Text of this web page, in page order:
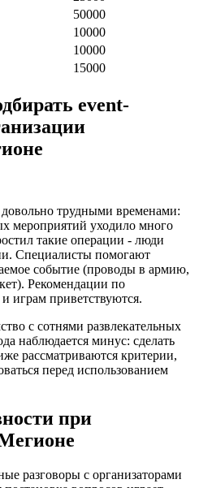
50000
10000
10000
15000
event-
трудными временами:
мероприятий уходило много
такие операции - люди
Специалисты помогают
событие (проводы в армию,
Рекомендации по
играм приветствуются.
с сотнями развлекательных
наблюдается минус: сделать
рассматриваются критерии,
перед использованием
при
разговоры с организаторами